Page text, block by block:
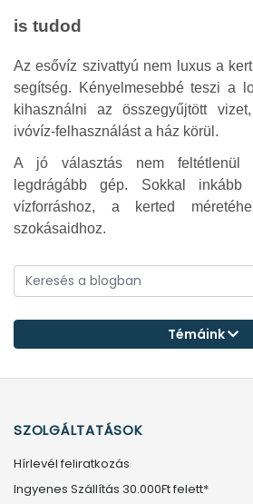
is tudod
Az esővíz szivattyú nem luxus a
segítség. Kényelmesebbé teszi a
kihasználni az összegyűjtött
ivóvíz-felhasználást a ház körül.
A jó választás nem feltétlenül
legdrágább gép. Sokkal
vízforráshoz, a kerted
szokásaidhoz.
Témáink
SZOLGÁLTATÁSOK
Hírlevél feliratkozás
Ingyenes Szállítás 30.000Ft felett*